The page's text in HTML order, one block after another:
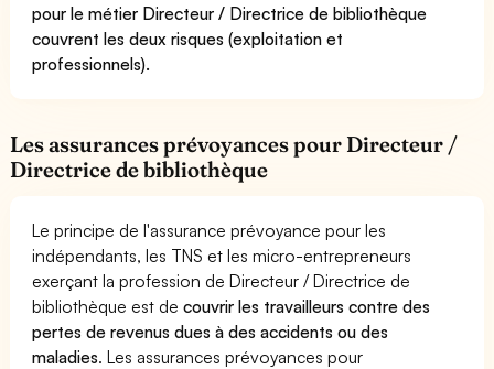
pour le métier Directeur / Directrice de bibliothèque
couvrent les deux risques (exploitation et
professionnels).
Les assurances prévoyances pour Directeur /
Directrice de bibliothèque
Le principe de l'assurance prévoyance pour les
indépendants, les TNS et les micro-entrepreneurs
exerçant la profession de Directeur / Directrice de
bibliothèque est decouvrir les travailleurs contre des
pertes de revenus dues à des accidents ou des
maladies. Les assurances prévoyances pour